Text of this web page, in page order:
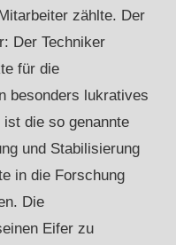
zählte. Der
Der Techniker
für die
besonders lukratives
die so genannte
und Stabilisierung
in die Forschung
Die
Eifer zu